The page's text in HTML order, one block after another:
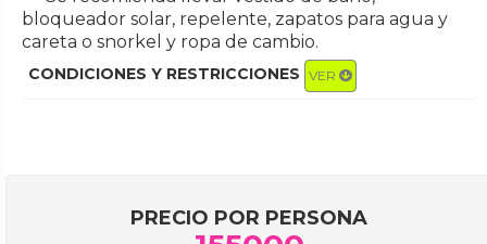
bloqueador solar, repelente, zapatos para agua y
careta o snorkel y ropa de cambio.
CONDICIONES Y RESTRICCIONES VER
PRECIO POR PERSONA